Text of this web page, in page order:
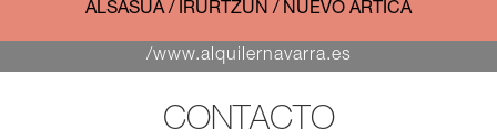
ALSASUA / IRURTZUN / NUEVO ARTICA
/www.alquilernavarra.es
CONTACTO